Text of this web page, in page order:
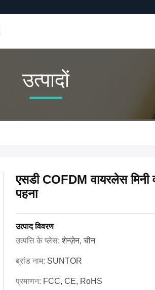
उत्पादों
एसडी COFDM वायरलेस मिनी
पहना
उत्पाद विवरण
उत्पत्ति के प्लेस:शेन्ज़ेन, चीन
ब्रांड नाम: SUNTOR
प्रमाणन: FCC, CE, RoHS